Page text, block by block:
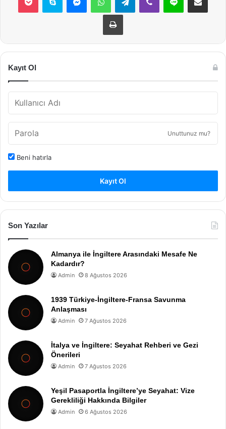
Yazdır
Kayıt Ol
Unuttunuz mu?
Beni hatırla
Kayıt Ol
Son Yazılar
Almanya ile İngiltere Arasındaki Mesafe Ne
Kadardır?
Admin 8 Ağustos 2026
1939 Türkiye-İngiltere-Fransa Savunma
Anlaşması
Admin 7 Ağustos 2026
İtalya ve İngiltere: Seyahat Rehberi ve Gezi
Önerileri
Admin 7 Ağustos 2026
Yeşil Pasaportla İngiltere’ye Seyahat: Vize
Gerekliliği Hakkında Bilgiler
Admin 6 Ağustos 2026